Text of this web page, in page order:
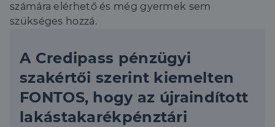
számára elérhető és még gyermek sem
szükséges hozzá.
A Credipass pénzügyi
szakértői szerint kiemelten
FONTOS, hogy az újraindított
lakástakarékpénztári